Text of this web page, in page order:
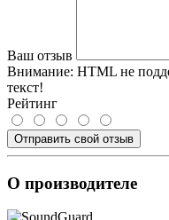
Ваш отзыв
Внимание: HTML не
текст!
Рейтинг
Отправить свой отзыв
О производителе